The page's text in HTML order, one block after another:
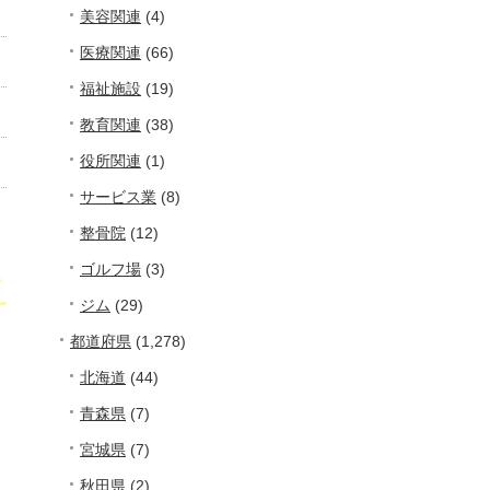
美容関連 (4)
医療関連 (66)
福祉施設 (19)
教育関連 (38)
役所関連 (1)
サービス業 (8)
整骨院 (12)
ゴルフ場 (3)
ジム (29)
都道府県 (1,278)
北海道 (44)
青森県 (7)
宮城県 (7)
秋田県 (2)